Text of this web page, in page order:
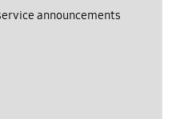
announcements